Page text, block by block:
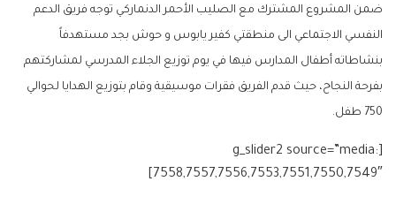
ضمن المشروع المشترك مع الصليب الأحمر الدنماركي توجه فريق الدعم
النفسي الاجتماعي الى منطقتي كفير يابوس و حوش بجد مستهدفاً
بنشاطاته أطفال المدارس فيها في يوم توزيع الجلاء المدرسي لمشاركتهم
بفرحة النجاح، حيث قدم الفريق فقرات موسيقية وقام بتوزيع الهدايا لحوالي
750 طفل.
[g_slider2 source=”media:
7558,7557,7556,7553,7551,7550,7549″]